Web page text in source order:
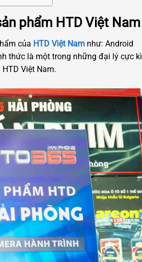
phẩm HTD Việt Nam
của HTD Việt Namnhư: Android
thức là một trong những đại lý cực kì
Việt Nam.